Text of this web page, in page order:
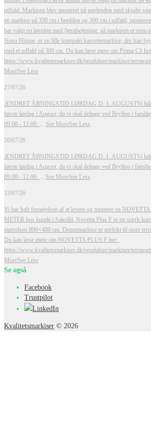
udfald. Markisen blev monteret på gavlenden med skjulte
en markise på 350 cm i bredden og 300 cm i udfald,
har valgt en løsning med fjernbetjening, så markisen er nem
Nova Hüppe, er en lille kompakt kassettemarkise, der kan
med et udfald på 300 cm. Du kan læse mere om Prima C1
https://www.kvalitetsmarkiser.dk/produkter/markiser/
MoreSee Less
27/07/26
ÆNDRET ÅBNINGSTID LØRDAG D. 1. AUGUSTVi
første lørdag i August, da vi skal deltage ved Bryllup i
09.00 - 12.00. ... See MoreSee Less
20/07/26
ÆNDRET ÅBNINGSTID LØRDAG D. 1. AUGUSTVi
første lørdag i August, da vi skal deltage ved Bryllup i
09.00 - 12.00. ... See MoreSee Less
13/07/26
Vi har haft fornøjelsen af at levere og montere en
METER hos kunde i Saksild. Novetta Plus F er en stærk
størrelsen 800×400 cm. Dennemarkise er perfekt til store
Du kan læse mere om NOVETTA PLUS F her:
https://www.kvalitetsmarkiser.dk/produkter/markiser/
MoreSee Less
Se også
Facebook
Trustpilot
LinkedIn
Kvalitetsmarkiser © 2026